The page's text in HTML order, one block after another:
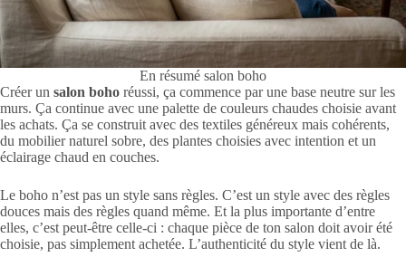
En résumé salon boho
Créer un salon boho réussi, ça commence par une base neutre sur les
murs. Ça continue avec une palette de couleurs chaudes choisie avant
les achats. Ça se construit avec des textiles généreux mais cohérents,
du mobilier naturel sobre, des plantes choisies avec intention et un
éclairage chaud en couches.
Le boho n’est pas un style sans règles. C’est un style avec des règles
douces mais des règles quand même. Et la plus importante d’entre
elles, c’est peut-être celle-ci : chaque pièce de ton salon doit avoir été
choisie, pas simplement achetée. L’authenticité du style vient de là.